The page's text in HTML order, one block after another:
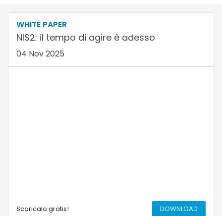
WHITE PAPER
NIS2: il tempo di agire è adesso
04 Nov 2025
Scaricalo gratis! DOWNLOAD